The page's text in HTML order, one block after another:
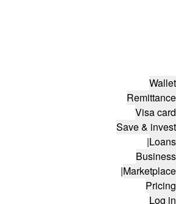
Wallet
Remittance
Visa card
Save & invest
Loans
|
Business
Marketplace
|
Pricing
Log in